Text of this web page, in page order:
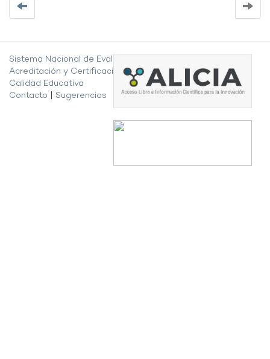
Sistema Nacional de Evaluación,
Acreditación y Certificación de la
Calidad Educativa
Contacto
Sugerencias